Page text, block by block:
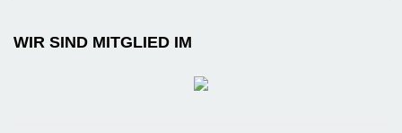
WIR SIND MITGLIED IM